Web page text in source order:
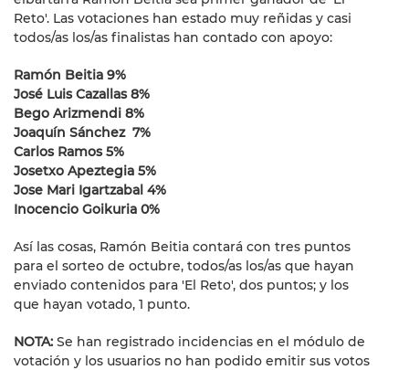
Reto'. Las votaciones han estado muy reñidas y casi
todos/as los/as finalistas han contado con apoyo:
Ramón Beitia 9%
José Luis Cazallas 8%
Bego Arizmendi 8%
Joaquín Sánchez 7%
Carlos Ramos 5%
Josetxo Apeztegia 5%
Jose Mari Igartzabal 4%
Inocencio Goikuria 0%
Así las cosas, Ramón Beitia contará con tres puntos
para el sorteo de octubre, todos/as los/as que hayan
enviado contenidos para 'El Reto', dos puntos; y los
que hayan votado, 1 punto.
NOTA: Se han registrado incidencias en el módulo de
votación y los usuarios no han podido emitir sus votos